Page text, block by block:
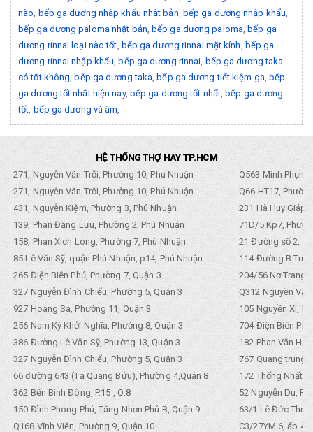
nào
bếp ga dương nhập khẩu nhật bản bếp ga dương nhập khẩu
bếp ga dương paloma nhật bản bếp ga dương paloma bếp ga
dương rinnai loại nào tốt bếp ga dương rinnai mặt kính
bếp ga
dương rinnai nhập khẩu bếp ga dương rinnai bếp ga dương taka
có tốt không bếp ga dương taka bếp ga dương tiết kiệm ga bếp
ga dương tốt nhất hiện nay, bếp ga dương tốt nhất, bếp ga dương
tốt bếp ga dương và âm
HỆ THỐNG THỢ HAY TP.HCM
271, Nguyễn Văn Trỗi, Phường 10, Phú Nhuận
Q563 Minh
271, Nguyễn Văn Trỗi, Phường 10, Phú Nhuận
Q66 HT17,
431, Nguyễn Kiệm, Phường 3, Phú Nhuận
231 Hà Huy Giáp,
139, Phan Đăng Lưu, Phường 2, Phú Nhuận
71D/5 Kp7,
158, Phan Xích Long, Phường 7, Phú Nhuận
21 Đường số 2,
85 Lê Văn Sỹ, quận Phú Nhuận, p14, Phú Nhuận
114 Đường B
265 Điện Biên Phủ, Phường 7, Quận 3
204/56 Nơ Trang
327 Nguyễn Đình Chiểu, Phường 5, Quận 3
Q312 Nguyền
927 Hoàng Sa, Phường 11, Quận 3
105 Nguyền Xí,
256 Nam Kỳ Khởi Nghĩa, Phường 8, Quận 3
704 Điện Biên
386 Đường Lê Văn Sỹ, Phường 13, Quận 3
182 Phan Văn
327 Nguyễn Đình Chiểu, Phường 5, Quận 3
767 Quang trung,
66 đường 643 (Tạ Quang Bửu), Phường 4,Quận 8
172 Thống Nhất.
362 Bến Bình Đông, P.15 , Q.8
52 Nguyễn Du,
150 Đình Phong Phú, Tăng Nhơn Phú B, Quận 9
63/1 Lê Đức Thọ,
Q168 Vĩnh Viễn, Phường 9, Quận 10
C3/27YM 6, ấp 4,